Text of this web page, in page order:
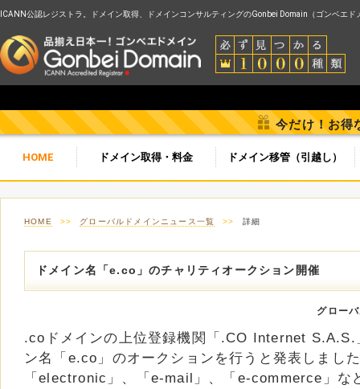
ICANN公認レジストラ。ドメイン取得、ドメインコンサルティングのGonbei Domain（ゴンベエド
今だけ！お得
HOME ドメイン取得・料金 ドメイン移管（引越し）
HOME >> グローバルドメインニュース一覧 >> 詳細
ドメイン名「e.co」のチャリティオークション開催
グロー
.coドメインの上位登録機関「.CO Internet S.A.S.
ン名「e.co」のオークションを行うと発表しまし
「electronic」、「e-mail」、「e-commerce」な